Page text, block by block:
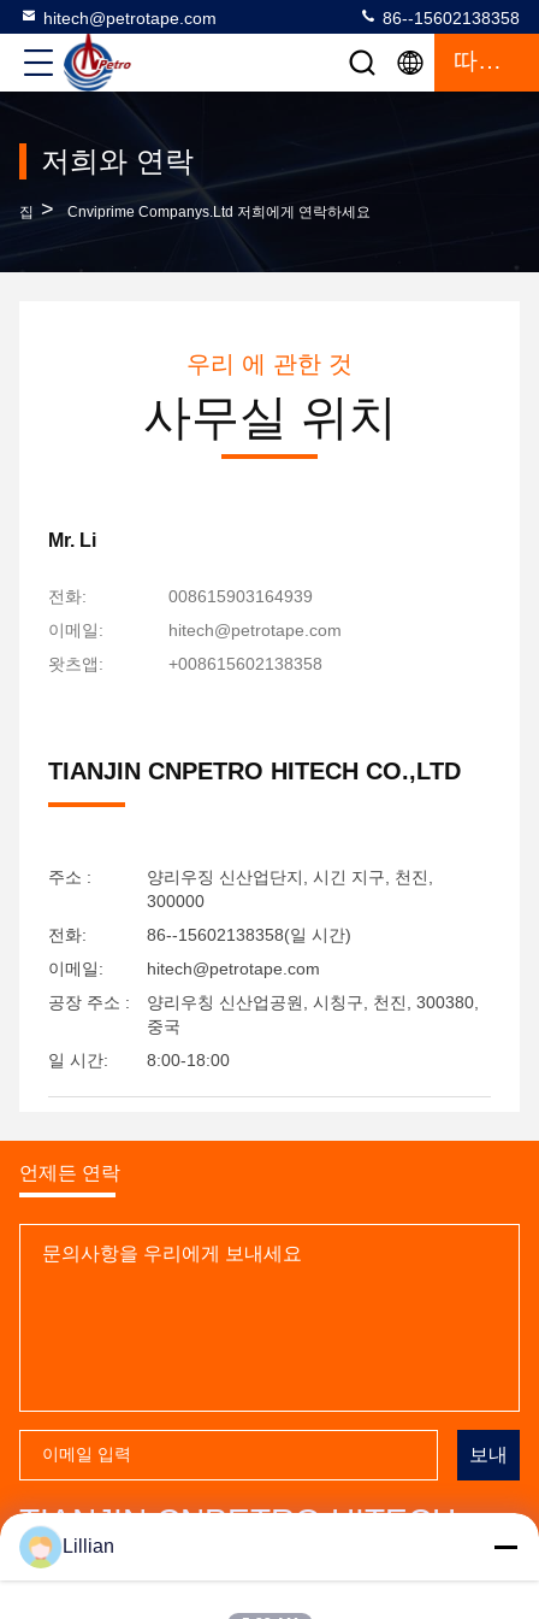
hitech@petrotape.com 86--15602138358
따옴표
저희와 연락
집 > Cnviprime Companys.Ltd 저희에게 연락하세요
우리 에 관한 것
사무실 위치
Mr. Li
전화:
008615903164939
이메일:
hitech@petrotape.com
왓츠앱:
+008615602138358
TIANJIN CNPETRO HITECH CO.,LTD
주소 :
양리우징 신산업단지, 시긴 지구, 천진,
300000
전화:
86--15602138358(일 시간)
이메일:
hitech@petrotape.com
공장 주소 :
양리우칭 신산업공원, 시칭구, 천진, 300380,
중국
일 시간:
8:00-18:00
언제든 연락
보내
TIANJIN CNPETRO HITECH
CO.,LTD
Lillian